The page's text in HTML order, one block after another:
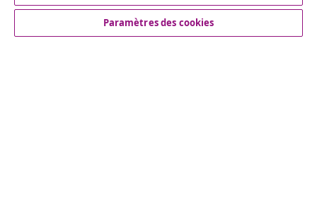
Service Clients
Paramètres des cookies